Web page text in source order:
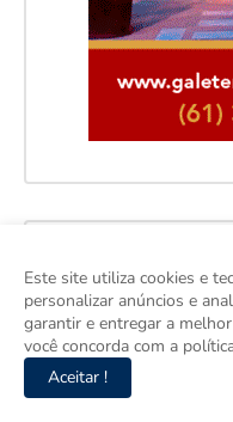
Este site utiliza cookies e
personalizar anúncios e
garantir e entregar a
você concorda com a
Aceitar !